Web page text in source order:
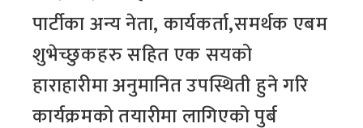
पार्टीका अन्य नेता, कार्यकर्ता,समर्थक एबम
शुभेच्छुकहरु सहित एक सयको
हाराहारीमा अनुमानित उपस्थिती हुने गरि
कार्यक्रमको तयारीमा लागिएको पुर्ब